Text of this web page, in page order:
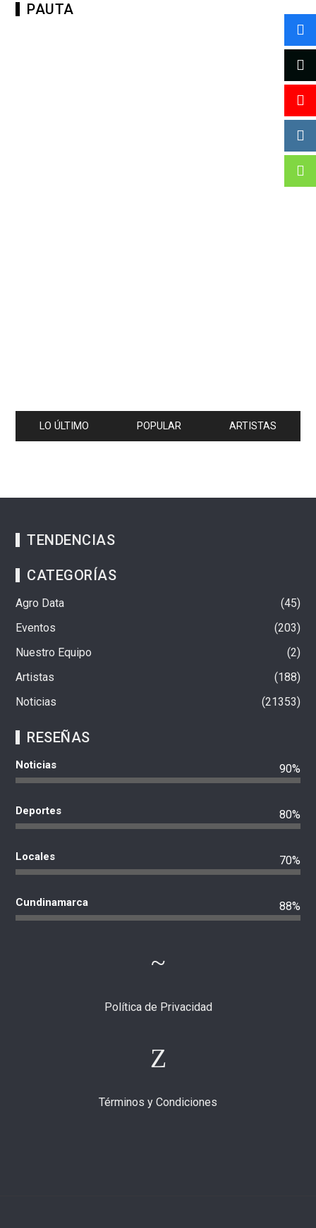
PAUTA
LO ÚLTIMO POPULAR ARTISTAS
TENDENCIAS
CATEGORÍAS
Agro Data
45
Eventos
203
Nuestro Equipo
2
Artistas
188
Noticias
21353
RESEÑAS
Noticias 90%
Deportes 80%
Locales 70%
Cundinamarca 88%
Política de Privacidad
Términos y Condiciones